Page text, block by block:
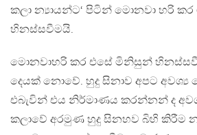
කලා න්‍යායන්ට‘ පිටින් මොනවා හරි
හිනස්සවීමයි.
මොනවාහරි කර එසේ මිනිසුන්
දෙයක් නොවේ. හුදු සිනාව අපට අවශ්‍ය
එබැවින් එය නිර්මාණය කරන්නන් ද
කලාවේ අරමුණ හුදු සිනහව බිහි කිරීම